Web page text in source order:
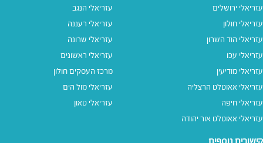
עזריאלי ירושלים
עזריאלי חולון
עזריאלי הוד השרון
עזריאלי עכו
עזריאלי מודיעין
עזריאלי אאוטלט הרצליה
עזריאלי חיפה
עזריאלי אאוטלט אור יהודה
עזריאלי הנגב
עזריאלי רעננה
עזריאלי שרונה
עזריאלי ראשונים
מרכז העסקים חולון
עזריאלי מול הים
עזריאלי טאון